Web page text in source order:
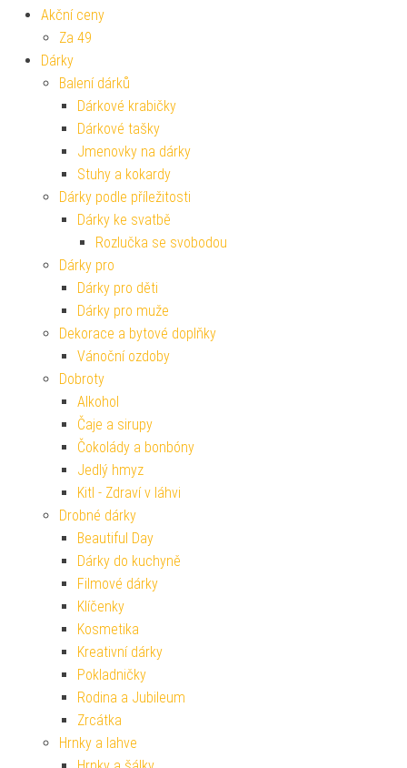
Akční ceny
Za 49
Dárky
Balení dárků
Dárkové krabičky
Dárkové tašky
Jmenovky na dárky
Stuhy a kokardy
Dárky podle příležitosti
Dárky ke svatbě
Rozlučka se svobodou
Dárky pro
Dárky pro děti
Dárky pro muže
Dekorace a bytové doplňky
Vánoční ozdoby
Dobroty
Alkohol
Čaje a sirupy
Čokolády a bonbóny
Jedlý hmyz
Kitl - Zdraví v láhvi
Drobné dárky
Beautiful Day
Dárky do kuchyně
Filmové dárky
Klíčenky
Kosmetika
Kreativní dárky
Pokladničky
Rodina a Jubileum
Zrcátka
Hrnky a lahve